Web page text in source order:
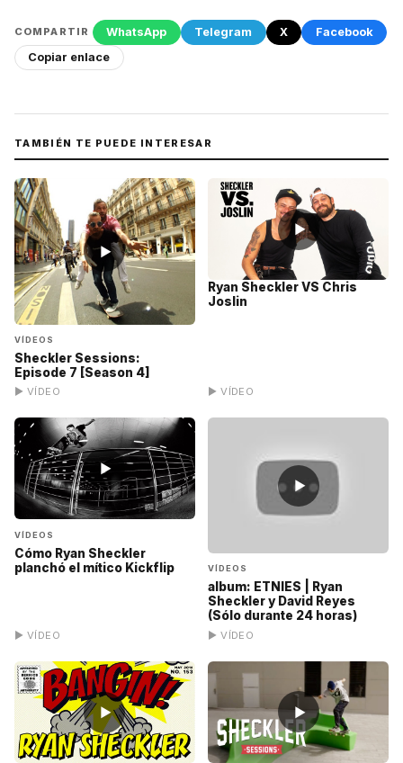
COMPARTIR WhatsApp Telegram X
Facebook
Copiar enlace
TAMBIÉN TE PUEDE INTERESAR
▶
VÍDEOS
Sheckler Sessions:
Episode 7 [Season 4]
▶ VÍDEO
▶
Ryan Sheckler VS Chris
Joslin
▶ VÍDEO
▶
VÍDEOS
Cómo Ryan Sheckler
planchó el mítico Kickflip
▶ VÍDEO
▶
VÍDEOS
album: ETNIES | Ryan
Sheckler y David Reyes
(Sólo durante 24 horas)
▶ VÍDEO
▶ ▶